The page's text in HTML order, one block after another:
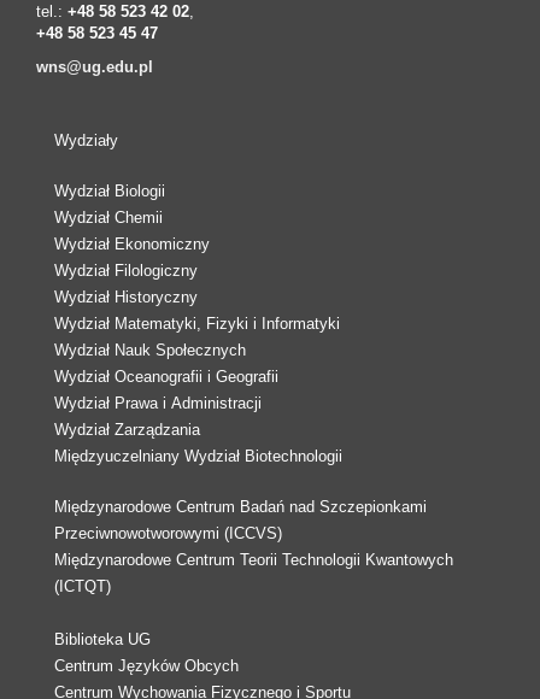
tel.: +48 58 523 42 02
+48 58 523 45 47
wns@ug.edu.pl
Wydziały
Wydział Biologii
Wydział Chemii
Wydział Ekonomiczny
Wydział Filologiczny
Wydział Historyczny
Wydział Matematyki, Fizyki i Informatyki
Wydział Nauk Społecznych
Wydział Oceanografii i Geografii
Wydział Prawa i Administracji
Wydział Zarządzania
Międzyuczelniany Wydział Biotechnologii
Międzynarodowe Centrum Badań nad Szczepionkami
Przeciwnowotworowymi (ICCVS)
Międzynarodowe Centrum Teorii Technologii Kwantowych
(ICTQT)
Biblioteka UG
Centrum Języków Obcych
Centrum Wychowania Fizycznego i Sportu